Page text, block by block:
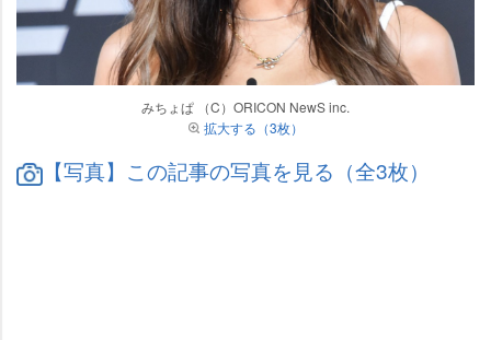
みちょぱ （C）ORICON NewS inc.
拡大する（3枚）
【写真】この記事の写真を見る（全3枚）